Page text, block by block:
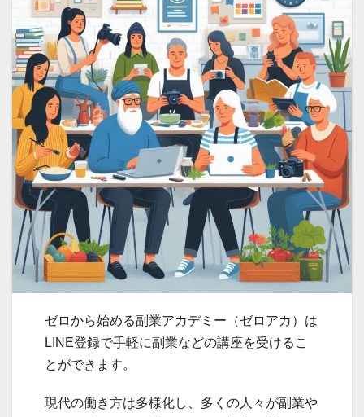
ゼロから始める副業アカデミー（ゼロアカ）は
LINE登録で手軽に副業などの講座を受けるこ
とができます。
現代の働き方は多様化し、多くの人々が副業や